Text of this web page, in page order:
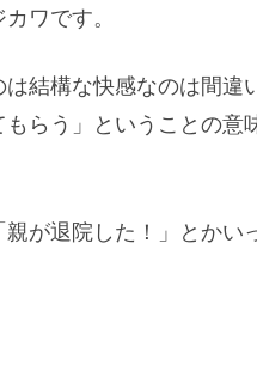
ワです。
結構な快感なのは間
らう」ということの
が退院した！」とかい